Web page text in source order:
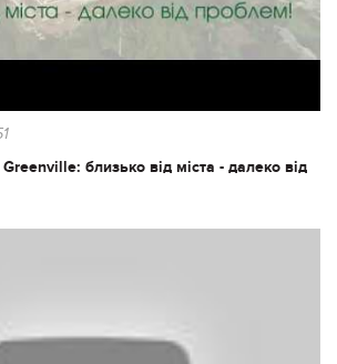
близько від міста - далеко від